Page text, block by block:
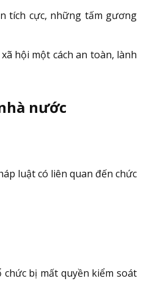
tích cực, những tấm gương
hội một cách an toàn, lành
nước
luật có liên quan đến chức
bị mất quyền kiểm soát